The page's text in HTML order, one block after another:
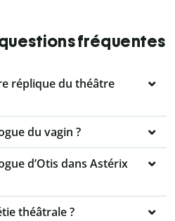
fréquentes
réplique du théâtre
du vagin ?
d’Otis dans Astérix
théâtrale ?